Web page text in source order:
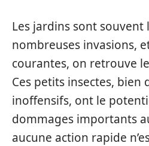
Les jardins sont souvent
nombreuses invasions,
courantes, on retrouve
Ces petits insectes, bien
inoffensifs, ont le
dommages importants
aucune action rapide